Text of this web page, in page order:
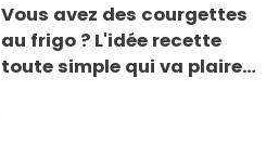
Vous avez des courgettes
au frigo ? L'idée recette
toute simple qui va plaire